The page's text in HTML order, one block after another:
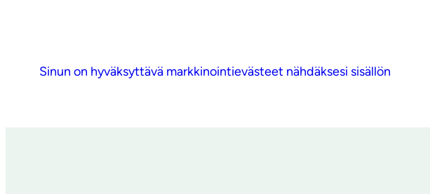
Sinun on hyväksyttävä markkinointievästeet nähdäksesi sisällön